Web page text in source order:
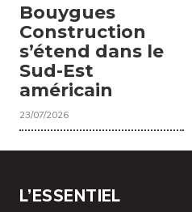
Bouygues
Construction
s’étend dans le
Sud-Est
américain
23/07/2026
L’ESSENTIEL